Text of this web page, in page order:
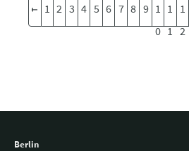
1 2 3 4 5 6 7 8 9 1
0
1
1
1
2
Berlin